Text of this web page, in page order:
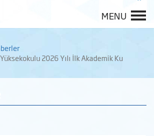
MENU
2026 Yılı İlk Akademik Ku